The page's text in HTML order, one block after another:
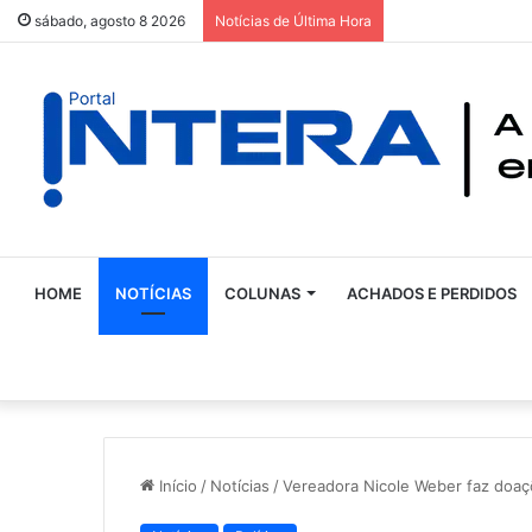
sábado, agosto 8 2026 Notícias de Última Hora
HOME NOTÍCIAS COLUNAS ACHADOS E PERDIDOS
Início / Notícias /Vereadora Nicole Weber faz